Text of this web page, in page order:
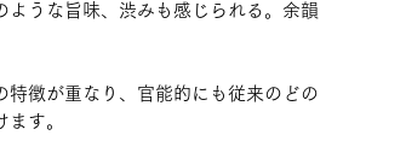
うな旨味、渋みも感じられる。余韻
徴が重なり、官能的にも従来のどの
す。